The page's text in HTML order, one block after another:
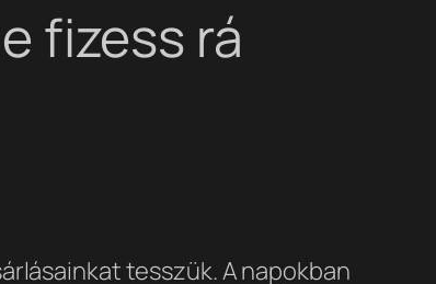
fizess rá
tesszük. A napokban